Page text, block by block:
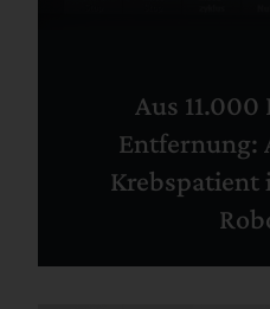
Aus
Entfernung:
Krebspatient